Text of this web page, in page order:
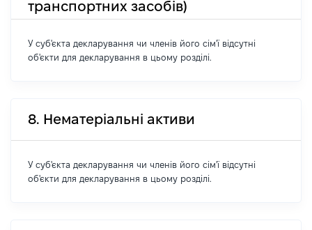
транспортних засобів)
У суб'єкта декларування чи членів його сім'ї відсутні
об'єкти для декларування в цьому розділі.
8. Нематеріальні активи
У суб'єкта декларування чи членів його сім'ї відсутні
об'єкти для декларування в цьому розділі.